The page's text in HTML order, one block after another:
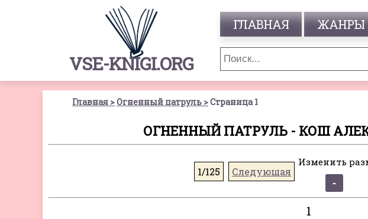
VSE-KNIGI.ORG
ГЛАВНАЯ ЖАНРЫ
Главная Огненный патруль Страница 1
ОГНЕННЫЙ ПАТРУЛЬ - КОШ
1/125 Следующая
Изменить
1